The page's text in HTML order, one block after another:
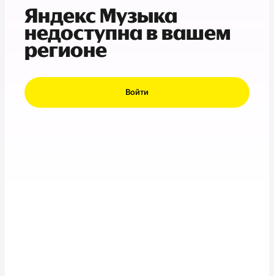
Яндекс Музыка
недоступна в вашем
регионе
Войти